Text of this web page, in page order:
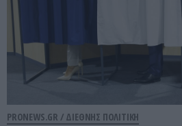
PRONEWS.GR / ΔΙΕΘΝΗΣ ΠΟΛΙΤΙΚΗ